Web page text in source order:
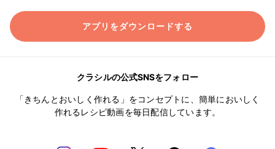
アプリをダウンロードする
クラシルの公式SNSをフォロー
「きちんとおいしく作れる」をコンセプトに、簡単においしく
作れるレシピ動画を毎日配信しています。